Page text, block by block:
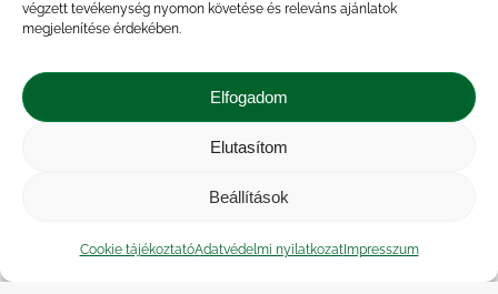
végzett tevékenység nyomon követése és releváns ajánlatok
megjelenítése érdekében.
Elfogadom
Elutasítom
Beállítások
Cookie tájékoztatóAdatvédelmi nyilatkozatImpresszum
célra, 2021. év
Biomassza-felhasználás energetikai